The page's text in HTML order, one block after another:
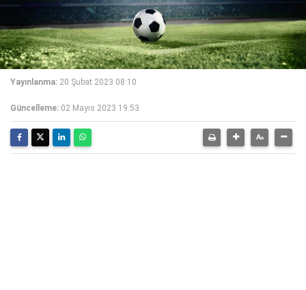
Yayınlanma: 20 Şubat 2023 08:10
Güncelleme: 02 Mayıs 2023 19:53